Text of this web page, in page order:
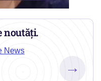
noutăți.
News
→